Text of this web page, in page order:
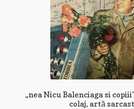
„nea Nicu Balenciaga si
colaj, artă